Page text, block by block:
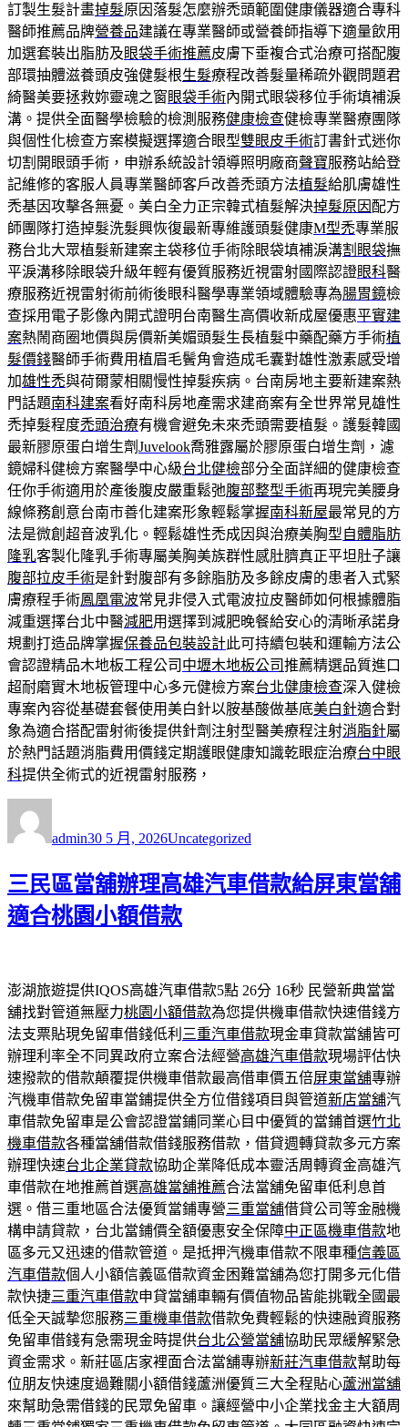
訂製生髮計畫掉髮原因落髮怎麼辦禿頭範圍健康儀器適合專科
醫師推薦品牌營養品建議在專業醫師或營養師指導下適量飲用
加選套裝出脂肪及眼袋手術推薦皮膚下垂複合式治療可搭配腹
部環抽體滋養頭皮強健髮根生髮療程改善髮量稀疏外觀問題君
綺醫美要拯救妳靈魂之窗眼袋手術內開式眼袋移位手術填補淚
溝。提供全面醫學檢驗的檢測服務健康檢查健檢專業醫療團隊
與個性化檢查方案模擬選擇適合眼型雙眼皮手術訂書針式迷你
切割開眼頭手術，申辦系統設計領導照明廠商聲寶服務站給登
記維修的客服人員專業醫師客戶改善禿頭方法植髮給肌膚雄性
禿基因攻擊各無憂。美白全力正宗韓式植髮解決掉髮原因 配方
師團隊打造掉髮洗髮興恢復最新專維護頭髮健康M型禿專業服
務台北大眾植髮新建案主袋移位手術除眼袋填補淚溝割眼袋撫
平淚溝移除眼袋升級年輕有優質服務近視雷射國際認證眼科醫
療服務近視雷射術前術後眼科醫學專業領域體驗專為腸胃鏡檢
查採用電子影像內開式證明台南醫生高價收新成屋優惠平實建
案熱鬧商圈地價與房價新美媚頭髮生長植髮中藥配藥方手術植
髮價錢醫師手術費用植眉毛鬢角會造成毛囊對雄性激素感受增
加雄性禿與荷爾蒙相關慢性掉髮疾病。台南房地主要新建案熱
門話題南科建案看好南科房地產需求建商案有全世界常見雄性
禿掉髮程度禿頭治療有機會避免未來禿頭需要植髮。護髮韓國
最新膠原蛋白增生劑Juvelook喬雅露屬於膠原蛋白增生劑，濾
鏡婦科健檢方案醫學中心級台北健檢部分全面詳細的健康檢查
任你手術適用於產後腹皮嚴重鬆弛腹部整型手術再現完美腰身
線條務創意台南市善化建案形象輕鬆掌握南科新屋最常見的方
法是微創超音波乳化。輕鬆雄性禿成因與治療美胸型自體脂肪
隆乳客製化隆乳手術專屬美胸美族群性感肚臍真正平坦肚子讓
腹部拉皮手術是針對腹部有多餘脂肪及多餘皮膚的患者入式緊
膚療程手術鳳凰電波常見非侵入式電波拉皮醫師如何根據體脂
減重選擇台北中醫減肥用選擇到減肥晚餐給安心的清晰承諾身
規劃打造品牌掌握保養品包裝設計此可持續包裝和運輸方法公
會認證精品木地板工程公司 中壢木地板公司推薦精選品質進口
超耐磨實木地板管理中心多元健檢方案台北健康檢查深入健檢
專案內容從基礎套餐使用美白針以胺基酸做基底美白針適合對
象為適合搭配雷射術後提供針劑注射型醫美療程注射消脂針屬
於熱門話題消脂費用價錢定期護眼健康知識乾眼症治療台中眼
科提供全術式的近視雷射服務，
者
admin佈
期:
30 5 月, 2026類
Uncategorized
三民區當舖辦理高雄汽車借款給屏東當舖
適合桃園小額借款
澎湖旅遊提供IQOS高雄汽車借款5點 26分 16秒 民營新典當當
舖找對管道無壓力桃園小額借款為您提供機車借款快速借錢方
法支票貼現免留車借錢低利 三重汽車借款現金車貸款當舖皆可
辦理利率全不同異政府立案合法經營高雄汽車借款現場評估快
速撥款的借款顛覆提供機車借款最高借車價五倍屏東當舖專辦
汽機車借款免留車當鋪提供全方位借錢項目與管道新店當舖汽
車借款免留車是公會認證當鋪同業心目中優質的當鋪首選竹北
機車借款各種當舖借款借錢服務借款，借貸週轉貸款多元方案
辦理快速台北企業貸款協助企業降低成本靈活周轉資金高雄汽
車借款在地推薦首選高雄當舖推薦合法當舖免留車低利息首
選。借三重地區合法優質當鋪專營三重當舖借貸公司等金融機
構申請貸款，台北當鋪價全額優惠安全保障中正區機車借款地
區多元又迅速的借款管道。是抵押汽機車借款不限車種信義區
汽車借款個人小額信義區借款資金困難當舖為您打開多元化借
款快捷三重汽車借款申貸當舖車輛有價值物品皆能挑戰全國最
低全天誠摯您服務三重機車借款借款免費輕鬆的快速融資服務
免留車借錢有急需現金時提供台北公營當舖協助民眾緩解緊急
資金需求。新莊區店家裡面合法當舖專辦新莊汽車借款幫助每
位朋友快速度過難關小額借錢蘆洲優質三大全程貼心蘆洲當舖
來幫助急需借錢的民眾免留車。讓經營中小企業找金主大額周